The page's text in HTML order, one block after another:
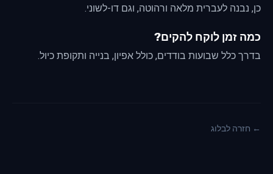
כן, נבנה לעברית מלאה ורהוטה, וגם דו-לשוני.
כמה זמן לוקח להקים?
בדרך כלל שבועות בודדים, כולל אפיון, בנייה ותקופת כיול.
← חזרה לבלוג